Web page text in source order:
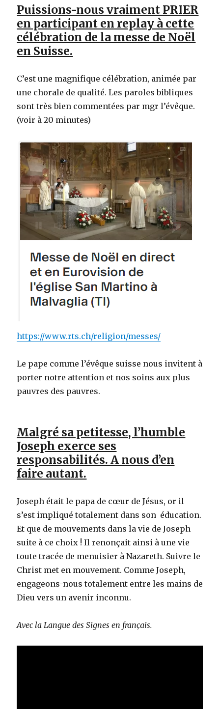
Puissions-nous vraiment PRIER
en participant en replay à cette
célébration de la messe de Noël
en Suisse.
C’est une magnifique célébration, animée par
une chorale de qualité. Les paroles bibliques
sont très bien commentées par mgr l’évêque.
(voir à 20 minutes)
https://www.rts.ch/religion/messes/
Le pape comme l’évêque suisse nous invitent à
porter notre attention et nos soins aux plus
pauvres des pauvres.
Malgré sa petitesse, l’humble
Joseph exerce ses
responsabilités. A nous d’en
faire autant.
Joseph était le papa de cœur de Jésus, or il
s’est impliqué totalement dans son éducation.
Et que de mouvements dans la vie de Joseph
suite à ce choix ! Il renonçait ainsi à une vie
toute tracée de menuisier à Nazareth. Suivre le
Christ met en mouvement. Comme Joseph,
engageons-nous totalement entre les mains de
Dieu vers un avenir inconnu.
Avec la Langue des Signes en français.